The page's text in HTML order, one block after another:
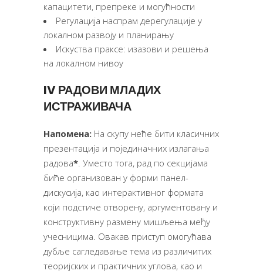
капацитети, препреке и могућности
Регулација наспрам дерегулације у
локалном развоју и планирању
Искуства праксе: изазови и решења
на локалном нивоу
IV РАДОВИ МЛАДИХ
ИСТРАЖИВАЧА
Напомена: На скупу неће бити класичних
презентација и појединачних излагања
радова*. Уместо тога, рад по секцијама
биће организован у форми панел-
дискусија, као интерактивног формата
који подстиче отворену, аргументовану и
конструктивну размену мишљења међу
учесницима. Овакав приступ омогућава
дубље сагледавање тема из различитих
теоријских и практичних углова, као и